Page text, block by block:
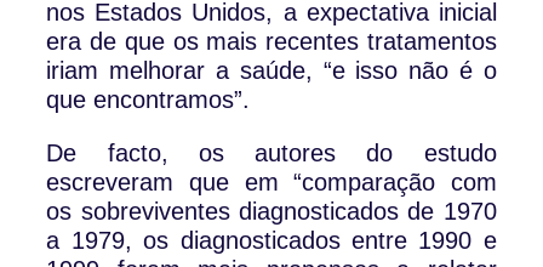
nos Estados Unidos, a expectativa inicial
era de que os mais recentes tratamentos
iriam melhorar a saúde, “e isso não é o
que encontramos”.
De facto, os autores do estudo
escreveram que em “comparação com
os sobreviventes diagnosticados de 1970
a 1979, os diagnosticados entre 1990 e